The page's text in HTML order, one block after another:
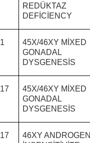
REDÜKTAZ
DEFİCİENCY
1
45X/46XY MİXED
GONADAL
DYSGENESİS
17
45X/46XY MİXED
GONADAL
DYSGENESİS
17
46XY ANDROGEN